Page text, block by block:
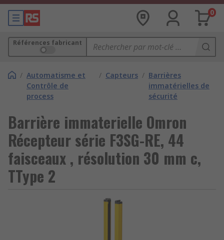
0
Références fabricant
/ Automatisme et
Contrôle de
process
/ Capteurs / Barrières
immatérielles de
sécurité
Barrière immaterielle Omron
Récepteur série F3SG-RE, 44
faisceaux , résolution 30 mm c,
TType 2